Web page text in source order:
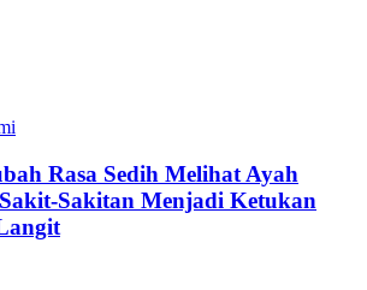
Rasa Sedih Melihat Ayah
Sakitan Menjadi Ketukan